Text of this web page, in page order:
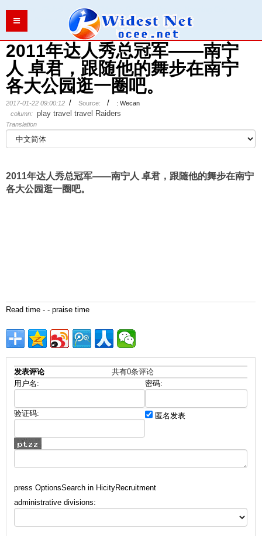
Location: Asia>
Qingxiu District
>>
2011年达人秀总冠军——南宁
人 卓君，跟随他的舞步在南宁
各大公园逛一圈吧。
2017-01-22 09:00:12 / Source: /
: Wecan
column: play travel travel Raiders
Translation
2011年达人秀总冠军——南宁人 卓君，跟随他的舞步在南宁
各大公园逛一圈吧。
Read time - - praise time
发表评论 共有0条评论
用户名:
密码:
验证码: 匿名发表
press OptionsSearch in HicityRecruitment
administrative divisions: